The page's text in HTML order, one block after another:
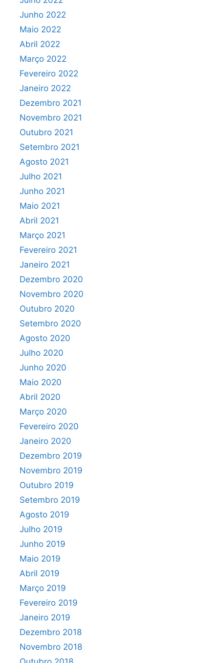
Junho 2022
Maio 2022
Abril 2022
Março 2022
Fevereiro 2022
Janeiro 2022
Dezembro 2021
Novembro 2021
Outubro 2021
Setembro 2021
Agosto 2021
Julho 2021
Junho 2021
Maio 2021
Abril 2021
Março 2021
Fevereiro 2021
Janeiro 2021
Dezembro 2020
Novembro 2020
Outubro 2020
Setembro 2020
Agosto 2020
Julho 2020
Junho 2020
Maio 2020
Abril 2020
Março 2020
Fevereiro 2020
Janeiro 2020
Dezembro 2019
Novembro 2019
Outubro 2019
Setembro 2019
Agosto 2019
Julho 2019
Junho 2019
Maio 2019
Abril 2019
Março 2019
Fevereiro 2019
Janeiro 2019
Dezembro 2018
Novembro 2018